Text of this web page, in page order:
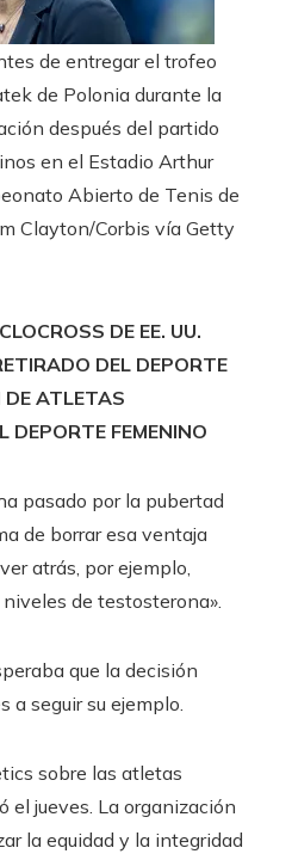
de entregar el trofeo
de Polonia durante la
después del partido
en el Estadio Arthur
Abierto de Tenis de
Clayton/Corbis vía Getty
DE EE. UU.
DEL DEPORTE
ATLETAS
DEPORTE FEMENINO
pasado por la pubertad
de borrar esa ventaja
atrás, por ejemplo,
de testosterona».
que la decisión
a seguir su ejemplo.
sobre las atletas
el jueves. La organización
la equidad y la integridad